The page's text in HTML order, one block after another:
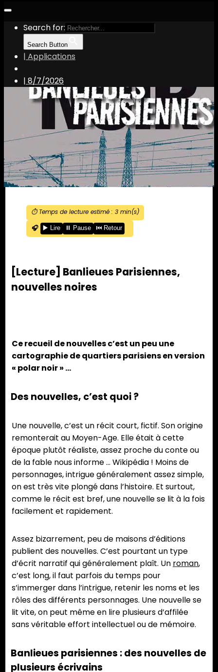
Search for:
Search Button
| Applications
| 8/7/2026
⏱️ Temps de lecture estimé : 3min(s)
🎧
▶️ Lire ⏸️ Pause ⏮️ Retour
[Lecture] Banlieues Parisiennes,
nouvelles noires
Ce recueil de nouvelles c’est un peu une
cartographie de quartiers parisiens en version
« polar noir » …
Des nouvelles, c’est quoi ?
Une nouvelle, c’est un récit court, fictif. Son origine
remonterait au Moyen-Age. Elle était à cette
époque plutôt réaliste, assez proche du conte ou
de la fable nous informe … Wikipédia ! Moins de
personnages, intrigue généralement assez simple,
on est très vite plongé dans l’histoire. Et surtout,
comme le récit est bref, une nouvelle se lit à la fois
facilement et rapidement.
Assez bizarrement, peu de maisons d’éditions
publient des nouvelles. C’est pourtant un type
d’écrit narratif qui généralement plaît. Un roman,
c’est long, il faut parfois du temps pour
s’immerger dans l’intrigue, retenir les noms et les
rôles des différents personnages. Une nouvelle se
lit vite, on peut même en lire plusieurs d’affilée
sans véritable effort intellectuel ou de mémoire.
Banlieues parisiennes : des nouvelles de
plusieurs écrivains